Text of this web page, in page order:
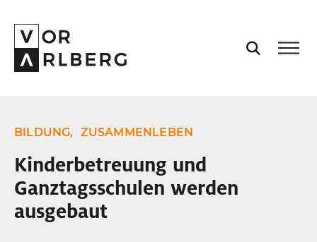
PROJEKTE
BILDUNG, ZUSAMMENLEBEN
Kinderbetreuung und
Ganztagsschulen werden
ausgebaut